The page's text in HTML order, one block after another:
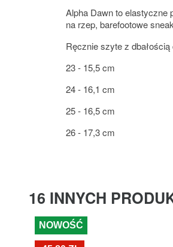
Alpha Dawn to elastyczne
na rzep, barefootowe
Ręcznie szyte z
23 - 15,5 cm
24 - 16,1 cm
25 - 16,5 cm
26 - 17,3 cm
16 INNYCH
NOWOŚĆ